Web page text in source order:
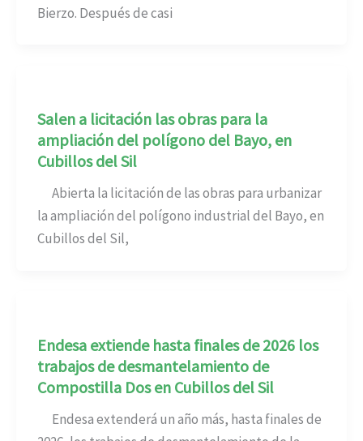
Bierzo. Después de casi
Salen a licitación las obras para la
ampliación del polígono del Bayo, en
Cubillos del Sil
Abierta la licitación de las obras para urbanizar
la ampliación del polígono industrial del Bayo, en
Cubillos del Sil,
Endesa extiende hasta finales de 2026 los
trabajos de desmantelamiento de
Compostilla Dos en Cubillos del Sil
Endesa extenderá un año más, hasta finales de